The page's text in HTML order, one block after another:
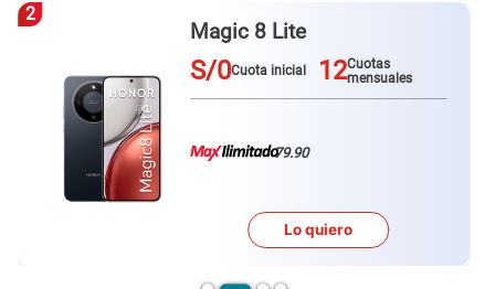
Galaxy A57
S/0Cuota inicial